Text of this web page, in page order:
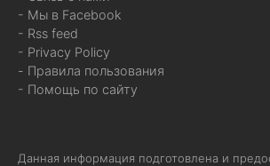
- Мы в Facebook
- Rss feed
- Privacy Policy
- Правила пользования
- Помощь по сайту
Данная информация подготовлена и